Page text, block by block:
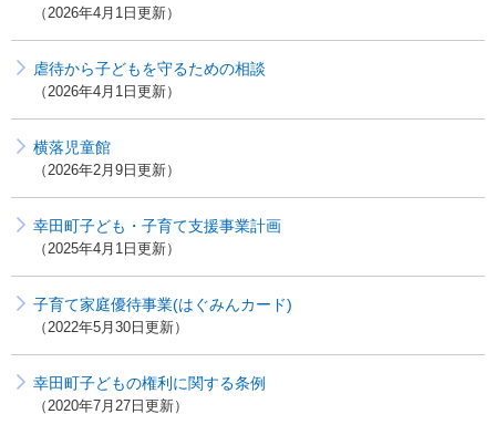
2026年4月1日更新
虐待から子どもを守るための相談
2026年4月1日更新
横落児童館
2026年2月9日更新
幸田町子ども・子育て支援事業計画
2025年4月1日更新
子育て家庭優待事業(はぐみんカード)
2022年5月30日更新
幸田町子どもの権利に関する条例
2020年7月27日更新